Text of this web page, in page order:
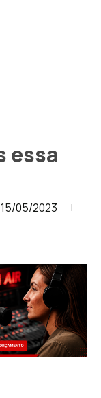
essa
15/05/2023